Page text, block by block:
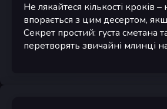
Не лякайтеся кількості кроків
впорається з цим десертом,
Секрет простий: густа сметана
перетворять звичайні млинці